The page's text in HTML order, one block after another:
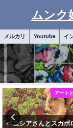
ムンク
メルカリ Youtube イ
ベニシアさんの近況